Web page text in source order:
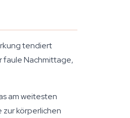
tendiert
faule Nachmittage,
am weitesten
körperlichen